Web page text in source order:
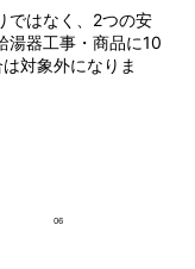
ではなく、2つの安
湯器工事・商品に10
対象外になりま
06